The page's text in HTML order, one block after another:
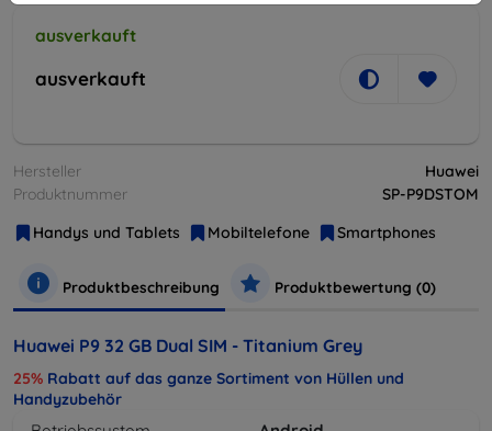
ausverkauft
ausverkauft
Hersteller
Huawei
Produktnummer
SP-P9DSTOM
Handys und Tablets
Mobiltelefone Smartphones
Produktbeschreibung Produktbewertung (0)
Huawei P9 32 GB Dual SIM - Titanium Grey
25% Rabatt auf das ganze Sortiment von Hüllen und
Handyzubehör